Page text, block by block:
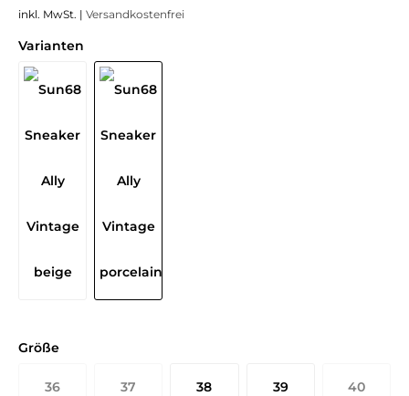
inkl. MwSt. | Versandkostenfrei
Varianten
Größe
36 37 38 39 40